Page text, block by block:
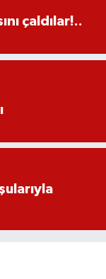
çaldılar!..